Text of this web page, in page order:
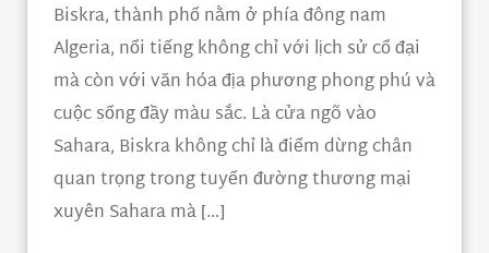
Biskra, thành phố nằm ở phía đông nam
Algeria, nổi tiếng không chỉ với lịch sử cổ đại
mà còn với văn hóa địa phương phong phú và
cuộc sống đầy màu sắc. Là cửa ngõ vào
Sahara, Biskra không chỉ là điểm dừng chân
quan trọng trong tuyến đường thương mại
xuyên Sahara mà […]